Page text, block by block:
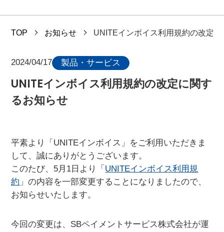
TOP お知らせ UNITEインボイス利用規約の改定
2024/04/17 製品・サービス
UNITEインボイス利用規約の改定に関す
るお知らせ
平素より「UNITEインボイス」をご利用いただきま
して、誠にありがとうございます。
このたび、5月1日より「 UNITEインボイス利用規
約 」の内容を一部変更することになりましたので、
お知らせいたします。
今回の変更は、SBペイメントサービス株式会社が運